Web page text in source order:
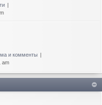
и комменты
am